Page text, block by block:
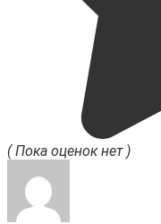
( Пока оценок нет )